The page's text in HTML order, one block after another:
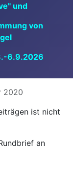
und
von
6.9.2026
2020
ist nicht
an